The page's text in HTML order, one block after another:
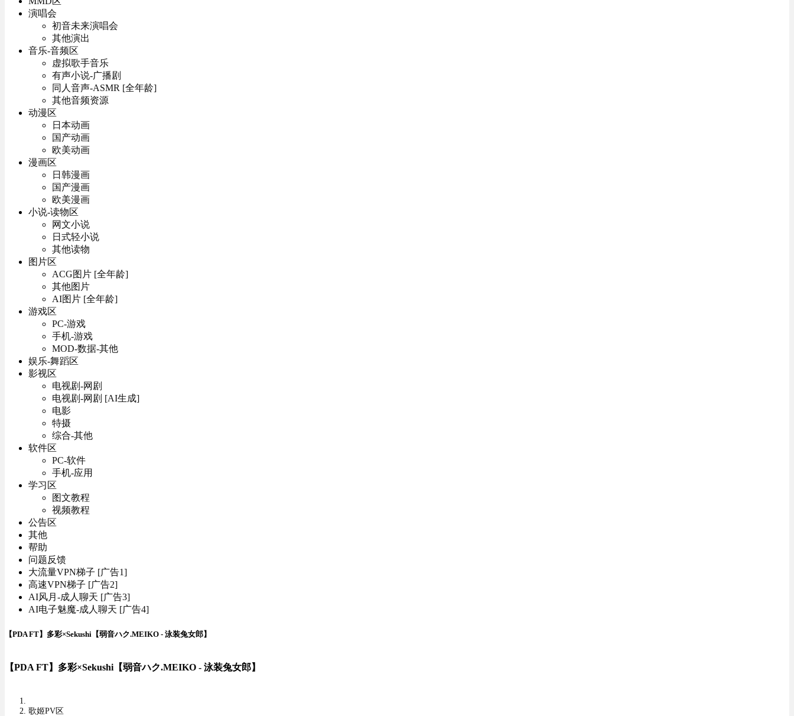
演唱会
初音未来演唱会
其他演出
音乐-音频区
虚拟歌手音乐
有声小说-广播剧
同人音声-ASMR [全年龄]
其他音频资源
动漫区
日本动画
国产动画
欧美动画
漫画区
日韩漫画
国产漫画
欧美漫画
小说-读物区
网文小说
日式轻小说
其他读物
图片区
ACG图片 [全年龄]
其他图片
AI图片 [全年龄]
游戏区
PC-游戏
手机-游戏
MOD-数据-其他
娱乐-舞蹈区
影视区
电视剧-网剧
电视剧-网剧 [AI生成]
电影
特摄
综合-其他
软件区
PC-软件
手机-应用
学习区
图文教程
视频教程
公告区
其他
帮助
问题反馈
大流量VPN梯子 [广告1]
高速VPN梯子 [广告2]
AI风月-成人聊天 [广告3]
AI电子魅魔-成人聊天 [广告4]
【PDA FT】多彩×Sekushi【弱音ハク.MEIKO - 泳装兔女郎】
【PDA FT】多彩×Sekushi【弱音ハク.MEIKO - 泳装兔女郎】
歌姬PV区